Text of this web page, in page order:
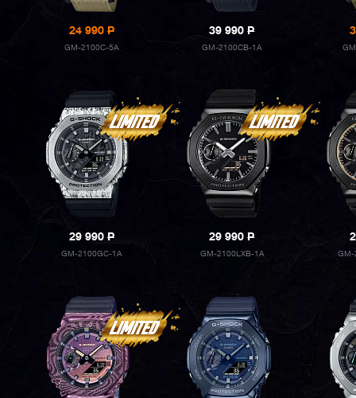
24 990P
GM-2100C-5A
39 990P
GM-2100CB-1A
29 990P
GM-2100GC-1A
29 990P
GM-2100LXB-1A GM-